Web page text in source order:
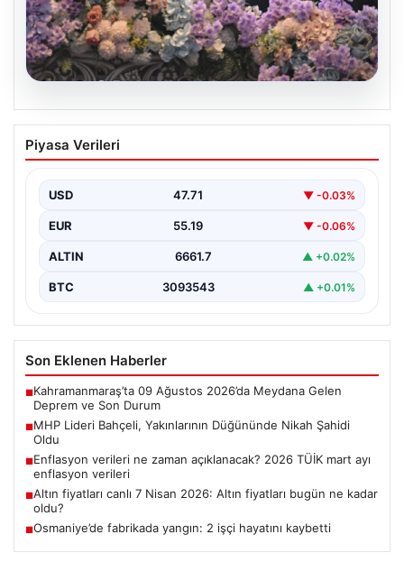
08.08.2026
MHP Lideri Bahçeli, Yakınlarının
Düğününde Nikah Şahidi Oldu
Bahçeli, yakınlarının önemli anlarından birine tanıklık
etmek…
Piyasa Verileri
USD 47.71 ▼ -0.03%
EUR 55.19 ▼ -0.06%
ALTIN 6661.7 ▲ +0.02%
BTC 3093543 ▲ +0.01%
Son Eklenen Haberler
■Kahramanmaraş’ta 09 Ağustos 2026’da Meydana Gelen
Deprem ve Son Durum
■MHP Lideri Bahçeli, Yakınlarının Düğününde Nikah Şahidi
Oldu
■Enflasyon verileri ne zaman açıklanacak? 2026 TÜİK mart ayı
enflasyon verileri
■Altın fiyatları canlı 7 Nisan 2026: Altın fiyatları bugün ne kadar
oldu?
■Osmaniye’de fabrikada yangın: 2 işçi hayatını kaybetti